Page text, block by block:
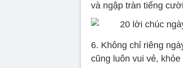
và ngập tràn tiếng
6. Không chỉ riêng
cũng luôn vui vẻ, khỏe